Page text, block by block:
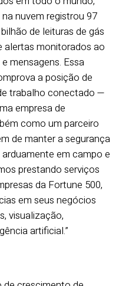
nuvem registrou 97
de leituras de gás
alertas monitorados ao
mensagens. Essa
a posição de
trabalho conectado —
empresa de
como um parceiro
de manter a segurança
em campo e
prestando serviços
da Fortune 500,
em seus negócios
visualização,
artificial.”